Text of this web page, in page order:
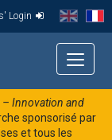
Login
– Innovation and
sponsorisé par
et tous les